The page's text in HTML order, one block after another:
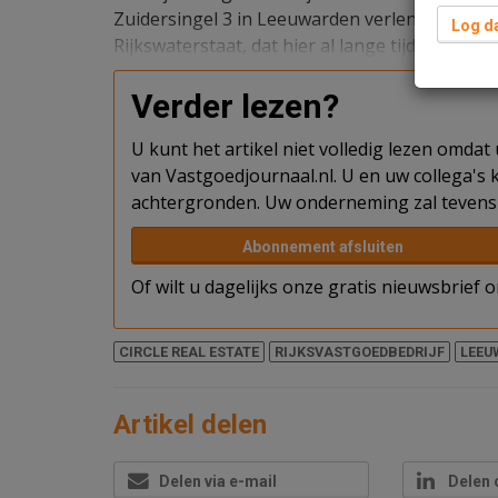
Zuidersingel 3 in Leeuwarden verlengd.
Rijkswaterstaat, dat hier al lange tijd is
Verder lezen?
U kunt het artikel niet volledig lezen
van Vastgoedjournaal.nl. U en uw
achtergronden. Uw onderneming zal
Abonnement afsluiten
Of wilt u dagelijks onze gratis nieuwsbrief
CIRCLE REAL ESTATE RIJKSVASTGOEDBEDRIJF
Artikel delen
Delen via e-mail Delen
Log